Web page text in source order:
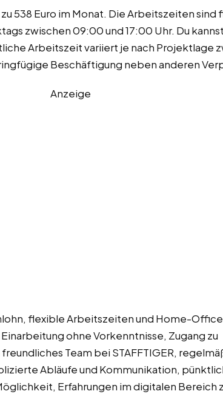
538 Euro im Monat. Die Arbeitszeiten sind
zwischen 09:00 und 17:00 Uhr. Du
Arbeitszeit variiert je nach Projektlage
Beschäftigung neben anderen
Anzeige
flexible Arbeitszeiten und Home-
ohne Vorkenntnisse, Zugang zu
Team bei STAFFTIGER,
Abläufe und Kommunikation,
Erfahrungen im digitalen Bereich